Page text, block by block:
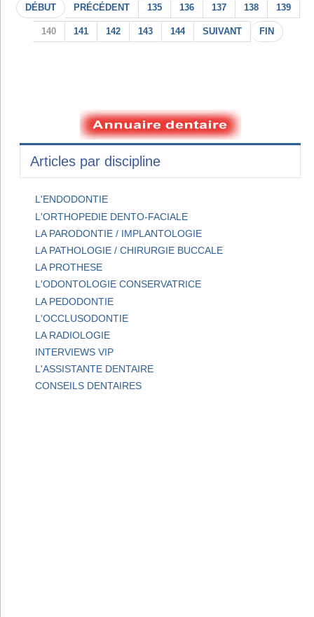
DÉBUT PRÉCÉDENT 135 136 137 138 139
140 141 142 143 144 SUIVANT FIN
Articles par discipline
L'ENDODONTIE
L'ORTHOPEDIE DENTO-FACIALE
LA PARODONTIE / IMPLANTOLOGIE
LA PATHOLOGIE / CHIRURGIE BUCCALE
LA PROTHESE
L'ODONTOLOGIE CONSERVATRICE
LA PEDODONTIE
L'OCCLUSODONTIE
LA RADIOLOGIE
INTERVIEWS VIP
L'ASSISTANTE DENTAIRE
CONSEILS DENTAIRES